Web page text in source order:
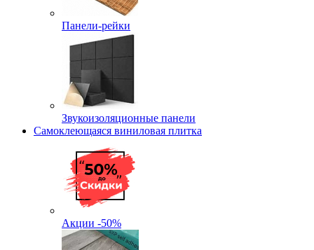
Панели-рейки
Звукоизоляционные панели
Самоклеющаяся виниловая плитка
Акции -50%